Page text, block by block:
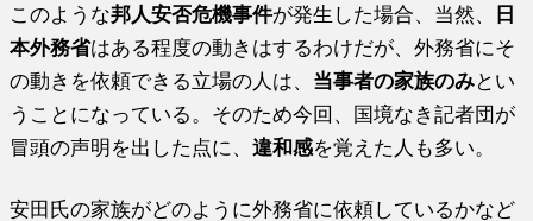
このような邦人安否危機事件が発生した場合、当然、
日
本外務省はある程度の動きはするわけだが、外務省にそ
の動きを依頼できる立場の人は、 当事者の家族のみとい
うことになっている。そのため今回、国境なき記者団が
冒頭の声明を出した点に、違和感を覚えた人も多い。
安田氏の家族がどのように外務省に依頼しているかなど